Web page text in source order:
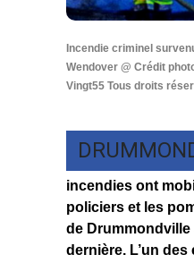
Incendie criminel
Wendover @ Crédit
Vingt55 Tous droits
incendies ont
policiers et les
de
dernière. L’un